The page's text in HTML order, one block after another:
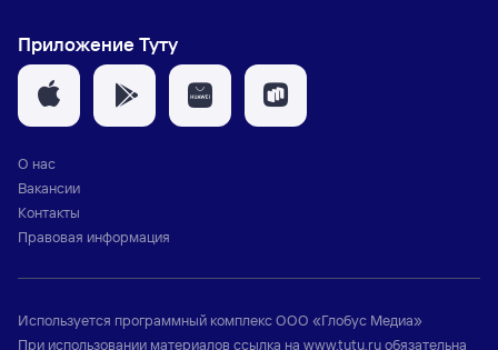
Приложение Туту
О нас
Вакансии
Контакты
Правовая информация
Используется программный комплексООО «Глобус Медиа»
При использовании материалов ссылка на www.tutu.ruобязательна